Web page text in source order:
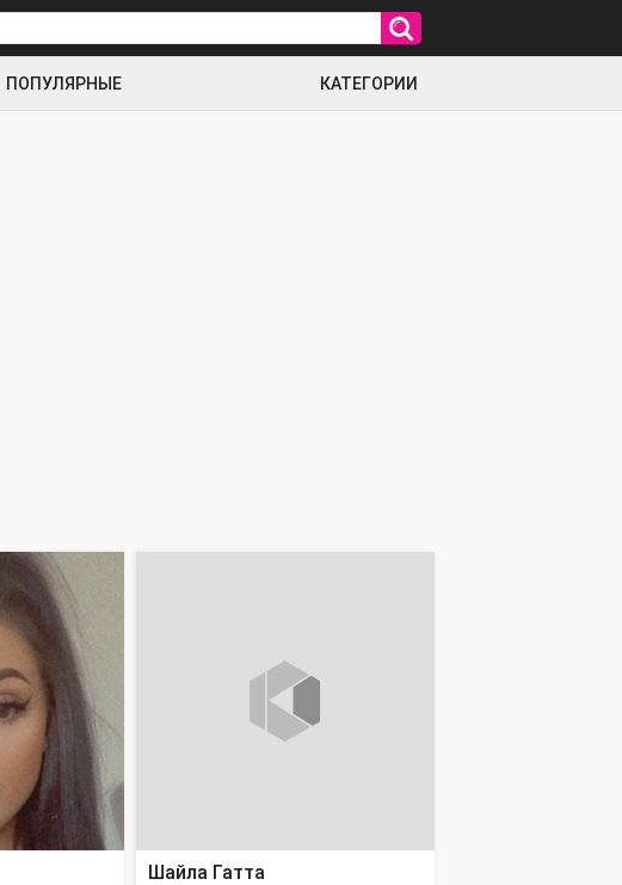
ПОПУЛЯРНЫЕ КАТЕГОРИИ
Шайла Гатта